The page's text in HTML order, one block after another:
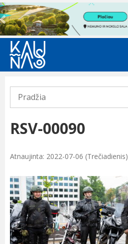
Previous
Pradžia
RSV-00090
Atnaujinta: 2022-07-06 (Trečiadienis)